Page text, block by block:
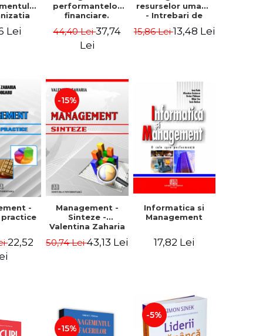
Lei
performantelor
financiare.
Modele.
Instrumente
44,40 Lei37,74
Lei
resurselor umane
- Intrebari de
grila
15,86 Lei13,48 Lei
-
22,52
-15%
Management -
Sinteze -
Valentina Zaharia
50,74 Lei43,13 Lei
Informatica si
Management
17,82 Lei
-15%
-5%